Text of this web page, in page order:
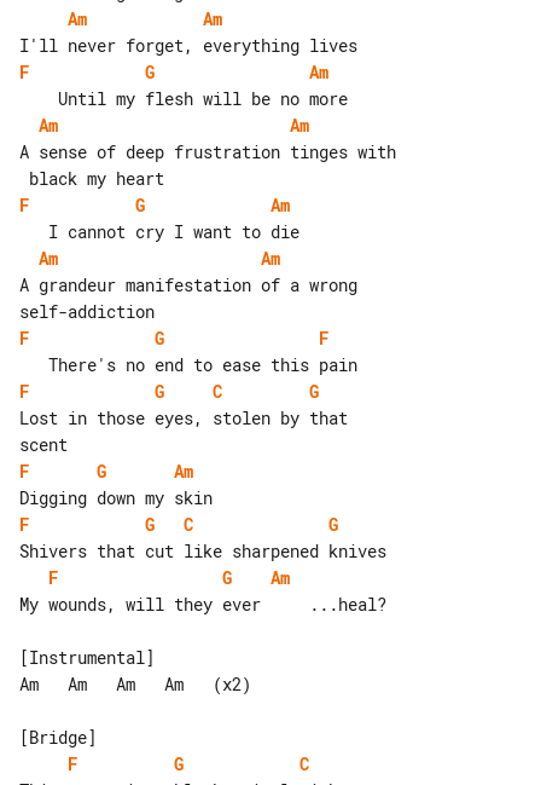
Am
Am
F
G
Am
Am
Am
A sense of deep frustration tinges with
F
G
Am
Am
Am
A grandeur manifestation of a wrong
F
G
F
F
G C
G
Lost in those eyes, stolen by that
F
G
Am
F
G C
G
F
G
Am
My wounds, will they ever     ...heal?
[Instrumental]
Am   Am   Am   Am   (x2)
F
G
C